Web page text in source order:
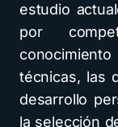
estudio
por
técnicas, las
desarrollo
la selección